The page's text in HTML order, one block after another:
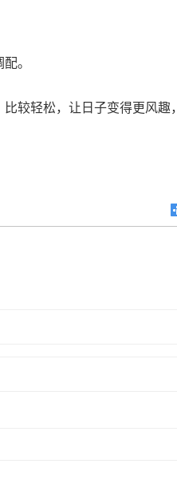
。
较轻松，让日子变得更风趣